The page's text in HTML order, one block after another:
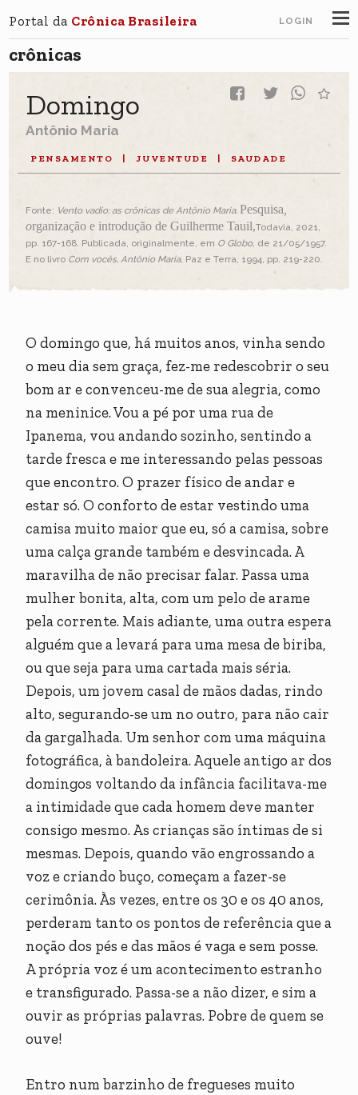
Portal da Crônica Brasileira LOGIN
crônicas
Domingo
Antônio Maria
PENSAMENTO JUVENTUDE SAUDADE
Fonte: Vento vadio: as crônicas de Antônio Maria. Pesquisa
organização e introdução de Guilherme Tauil,Todavia, 2021,
pp. 167-168. Publicada, originalmente, em O Globo, de 21/05/1957.
E no livro Com vocês, Antônio Maria, Paz e Terra, 1994, pp. 219-220.
O domingo que, há muitos anos, vinha sendo
o meu dia sem graça, fez-me redescobrir o seu
bom ar e convenceu-me de sua alegria, como
na meninice. Vou a pé por uma rua de
Ipanema, vou andando sozinho, sentindo a
tarde fresca e me interessando pelas pessoas
que encontro. O prazer físico de andar e
estar só. O conforto de estar vestindo uma
camisa muito maior que eu, só a camisa, sobre
uma calça grande também e desvincada. A
maravilha de não precisar falar. Passa uma
mulher bonita, alta, com um pelo de arame
pela corrente. Mais adiante, uma outra espera
alguém que a levará para uma mesa de biriba,
ou que seja para uma cartada mais séria.
Depois, um jovem casal de mãos dadas, rindo
alto, segurando-se um no outro, para não cair
da gargalhada. Um senhor com uma máquina
fotográfica, à bandoleira. Aquele antigo ar dos
domingos voltando da infância facilitava-me
a intimidade que cada homem deve manter
consigo mesmo. As crianças são íntimas de si
mesmas. Depois, quando vão engrossando a
voz e criando buço, começam a fazer-se
cerimônia. Às vezes, entre os 30 e os 40 anos,
perderam tanto os pontos de referência que a
noção dos pés e das mãos é vaga e sem posse.
A própria voz é um acontecimento estranho
e transfigurado. Passa-se a não dizer, e sim a
ouvir as próprias palavras. Pobre de quem se
ouve!
Entro num barzinho de fregueses muito